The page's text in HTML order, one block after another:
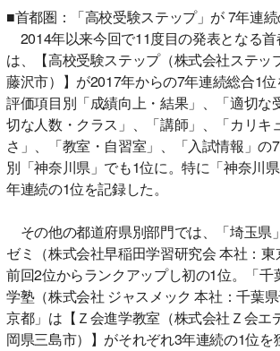
■首都圏：「高校受験ステップ」が 7年連
2014年以来今回で11度目の発表となる
は、【高校受験ステップ（株式会社ステッ
藤沢市）】が2017年からの7年連続総合1
評価項目別「成績向上・結果」、「適切な
切な人数・クラス」、「講師」、「カリキ
さ」、「教室・自習室」、「入試情報」の
別「神奈川県」でも1位に。特に「神奈川
年連続の1位を記録した。
その他の都道府県別部門では、「埼玉県
ゼミ（株式会社早稲田学習研究会 本社：
前回2位からランクアップし初の1位。「千
学塾（株式会社 ジャスメック 本社：千葉
京都」は【Ｚ会進学教室（株式会社Ｚ会エ
岡県三島市）】がそれぞれ3年連続の1位を